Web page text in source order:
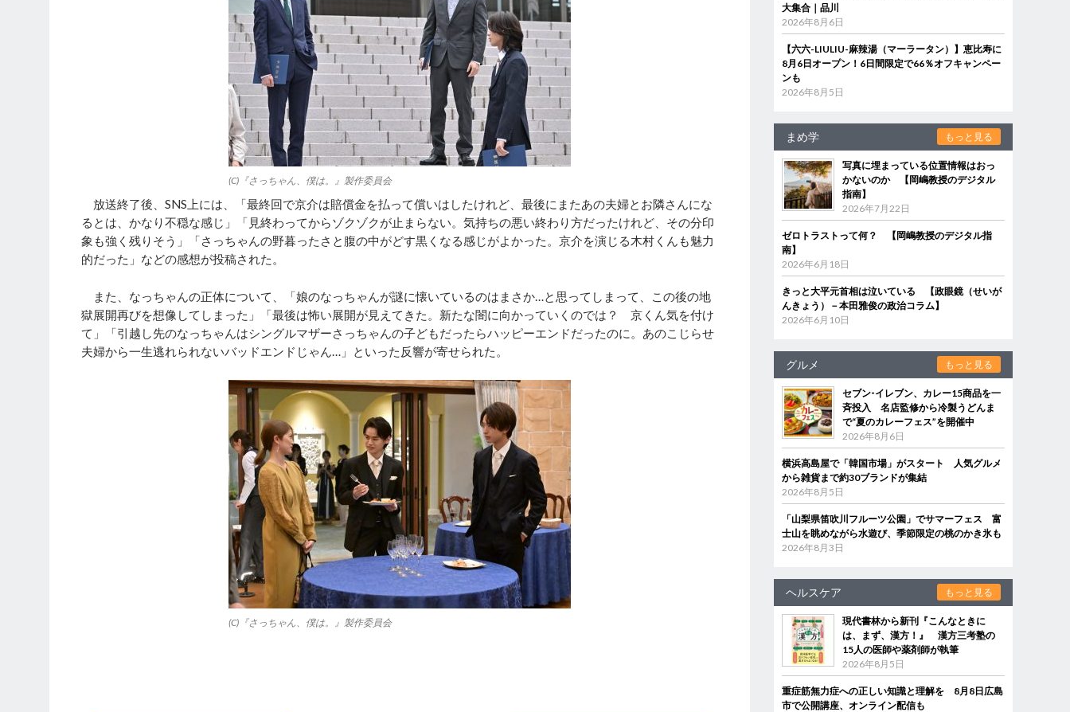
(C)『さっちゃん、僕は。』製作委員会
放送終了後、SNS上には、「最終回で京介は賠償金を払って償いはしたけれど、最後にまたあの夫婦とお隣さんにな
るとは、かなり不穏な感じ」「見終わってからゾクゾクが止まらない。気持ちの悪い終わり方だったけれど、その分印
象も強く残りそう」「さっちゃんの野暮ったさと腹の中がどす黒くなる感じがよかった。京介を演じる木村くんも魅力
的だった」などの感想が投稿された。
また、なっちゃんの正体について、「娘のなっちゃんが謎に懐いているのはまさか…と思ってしまって、この後の地
獄展開再びを想像してしまった」「最後は怖い展開が見えてきた。新たな闇に向かっていくのでは？ 京くん気を付け
て」「引越し先のなっちゃんはシングルマザーさっちゃんの子どもだったらハッピーエンドだったのに。あのこじらせ
夫婦から一生逃れられないバッドエンドじゃん…」といった反響が寄せられた。
(C)『さっちゃん、僕は。』製作委員会
大集合｜品川
2026年8月6日
【六六-LIULIU-麻辣湯（マーラータン）】恵比寿に
8月6日オープン！6日間限定で66％オフキャンペー
ンも
2026年8月5日
まめ学 もっと見る
写真に埋まっている位置情報はおっ
かないのか 【岡嶋教授のデジタル
指南】
2026年7月22日
ゼロトラストって何？ 【岡嶋教授のデジタル指
南】
2026年6月18日
きっと大平元首相は泣いている 【政眼鏡（せいが
んきょう）－本田雅俊の政治コラム】
2026年6月10日
グルメ もっと見る
セブン‐イレブン、カレー15商品を一
斉投入 名店監修から冷製うどんま
で“夏のカレーフェス”を開催中
2026年8月6日
横浜高島屋で「韓国市場」がスタート 人気グルメ
から雑貨まで約30ブランドが集結
2026年8月5日
「山梨県笛吹川フルーツ公園」でサマーフェス 富
士山を眺めながら水遊び、季節限定の桃のかき氷も
2026年8月3日
ヘルスケア もっと見る
現代書林から新刊『こんなときに
は、まず、漢方！』 漢方三考塾の
15人の医師や薬剤師が執筆
2026年8月5日
重症筋無力症への正しい知識と理解を 8月8日広島
市で公開講座、オンライン配信も